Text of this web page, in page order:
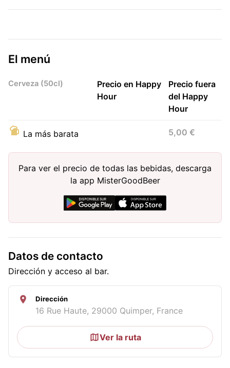
El menú
Cerveza (50cl)
Precio en Happy
Hour
Precio fuera
del Happy
Hour
La más barata 5,00 €
Para ver el precio de todas las bebidas, descarga
la app MisterGoodBeer
Datos de contacto
Dirección y acceso al bar.
Dirección
16 Rue Haute, 29000 Quimper, France
Ver la ruta